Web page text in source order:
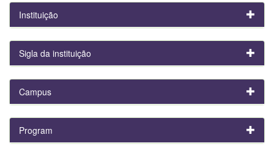
Instituição
Sigla da instituição
Campus
Program